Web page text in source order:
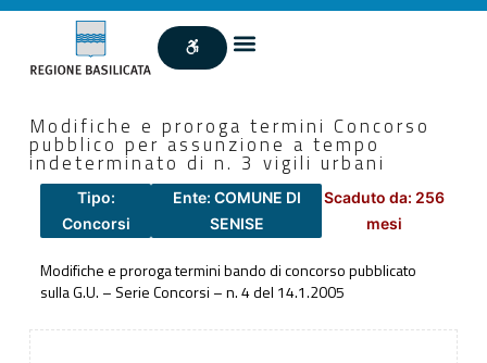
Modifiche e proroga termini Concorso
pubblico per assunzione a tempo
indeterminato di n. 3 vigili urbani
Tipo:
Concorsi
Ente: COMUNE DI
SENISE
Scaduto da: 256
mesi
Modifiche e proroga termini bando di concorso pubblicato
sulla G.U. – Serie Concorsi – n. 4 del 14.1.2005